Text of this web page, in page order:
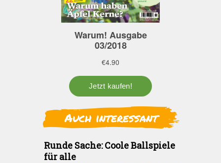
Auch interessant
Runde Sache: Coole Ballspiele
für alle